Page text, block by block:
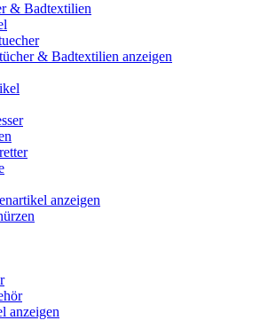
& Badtextilien
& Badtextilien anzeigen
anzeigen
anzeigen